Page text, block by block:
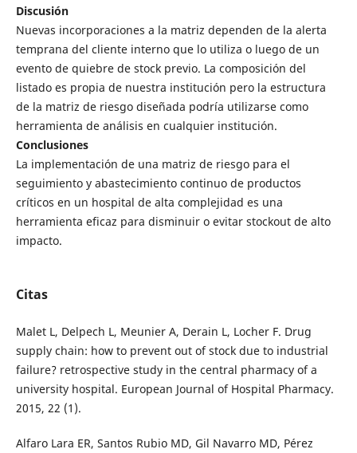
Discusión
Nuevas incorporaciones a la matriz dependen de la alerta
temprana del cliente interno que lo utiliza o luego de un
evento de quiebre de stock previo. La composición del
listado es propia de nuestra institución pero la estructura
de la matriz de riesgo diseñada podría utilizarse como
herramienta de análisis en cualquier institución.
Conclusiones
La implementación de una matriz de riesgo para el
seguimiento y abastecimiento continuo de productos
críticos en un hospital de alta complejidad es una
herramienta eficaz para disminuir o evitar stockout de alto
impacto.
Citas
Malet L, Delpech L, Meunier A, Derain L, Locher F. Drug
supply chain: how to prevent out of stock due to industrial
failure? retrospective study in the central pharmacy of a
university hospital. European Journal of Hospital Pharmacy.
2015, 22 (1).
Alfaro Lara ER, Santos Rubio MD, Gil Navarro MD, Pérez